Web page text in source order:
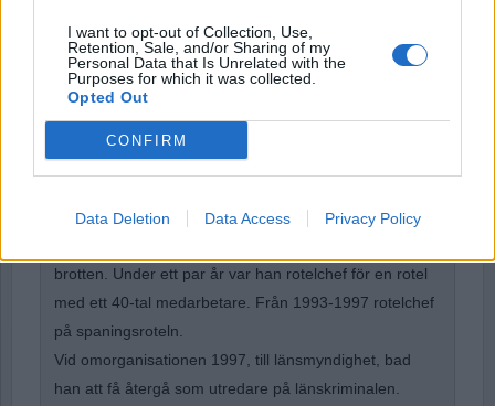
I want to opt-out of Collection, Use,
Retention, Sale, and/or Sharing of my
Personal Data that Is Unrelated with the
Purposes for which it was collected.
Opted Out
CONFIRM
Data Deletion Data Access Privacy Policy
Forgot Password
Stöd Para§raf – magasinet som hatas av högertrollen
Börje Carlsson
har under nästan hela sin tid inom
brotten. Under ett par år var han rotelchef för en rotel
med ett 40-tal medarbetare. Från 1993-1997 rotelchef
på spaningsroteln.
Vid omorganisationen 1997, till länsmyndighet, bad
han att få återgå som utredare på länskriminalen.